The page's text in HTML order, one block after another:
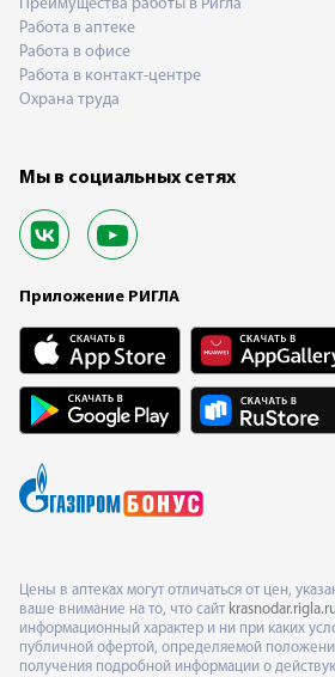
Преимущества работы в Ригла
Работа в аптеке
Работа в офисе
Работа в контакт-центре
Охрана труда
Мы в социальных сетях
Приложение РИГЛА
Цены в аптеках могут отличаться от цен,
ваше внимание на то, что сайт
информационный характер и ни при каких
публичной офертой, определяемой
получения подробной информации о